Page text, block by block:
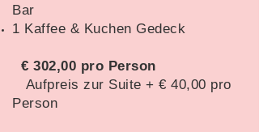
Bar
1 Kaffee & Kuchen Gedeck
€ 302,00 pro Person
Aufpreis zur Suite + € 40,00 pro
Person